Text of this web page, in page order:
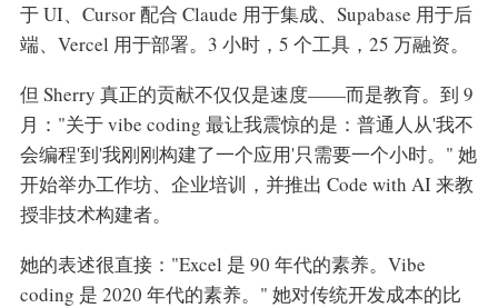
于 UI、Cursor 配合 Claude 用于集成、Supabase 用于后
端、Vercel 用于部署。3 小时，5 个工具，25 万融资。
但 Sherry 真正的贡献不仅仅是速度——而是教育。到 9
月："关于 vibe coding 最让我震惊的是：普通人从'我不
会编程'到'我刚刚构建了一个应用'只需要一个小时。" 她
开始举办工作坊、企业培训，并推出 Code with AI 来教
授非技术构建者。
她的表述很直接："Excel 是 90 年代的素养。Vibe
coding 是 2020 年代的素养。" 她对传统开发成本的比